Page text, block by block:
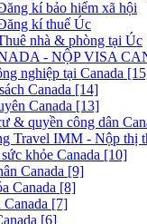
kí bảo hiểm xã hội
kí thuế Úc
nhà & phòng tại Úc
- NỘP VISA
nghiệp tại Canada
Canada [14]
Canada [13]
& quyền công dân
Travel IMM - Nộp thị
khỏe Canada [10]
Canada [9]
Canada [8]
[7]
[6]